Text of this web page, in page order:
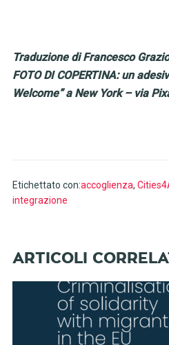
Traduzione di Francesco
FOTO DI COPERTINA: un
Welcome” a New York – via
Etichettato con:accoglienza,
integrazione